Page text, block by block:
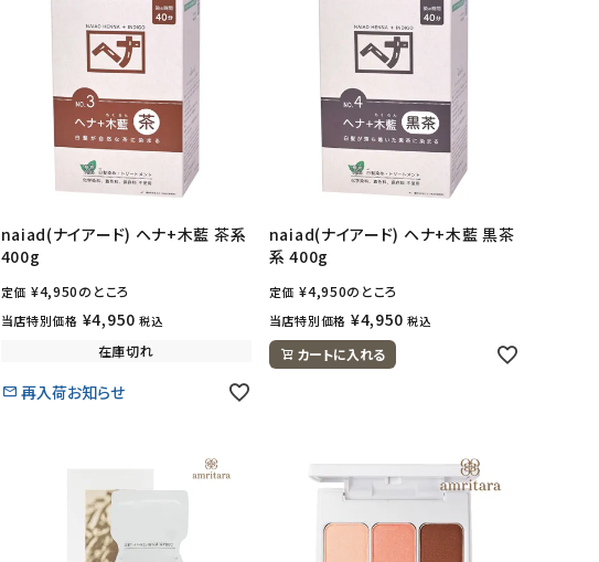
naiad(ナイアード) ヘナ+木藍 茶系
400g
定価 ¥4,950のところ
当店特別価格 ¥4,950 税込
在庫切れ
再入荷お知らせ
naiad(ナイアード) ヘナ+木藍 黒茶
系 400g
定価 ¥4,950のところ
当店特別価格 ¥4,950 税込
カートに入れる